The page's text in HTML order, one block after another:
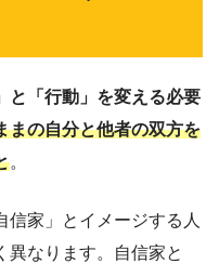
と「行動」を変える必要
まの自分と他者の双方を
。
信家」とイメージする人
異なります。自信家と